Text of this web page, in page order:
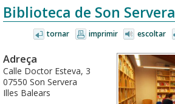
Biblioteca de Son Servera
tornar imprimir escoltar
Adreça
Calle Doctor Esteva, 3
07550 Son Servera
Illes Balears